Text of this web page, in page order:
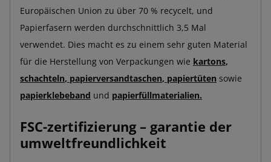
Europäischen Union zu über 70 % recycelt, und
Papierfasern werden durchschnittlich 3,5 Mal
verwendet. Dies macht es zu einem sehr guten Material
für die Herstellung von Verpackungen wie kartons,
schachteln, papierversandtaschen, papiertüten sowie
papierklebeband und papierfüllmaterialien.
FSC-zertifizierung – garantie der
umweltfreundlichkeit